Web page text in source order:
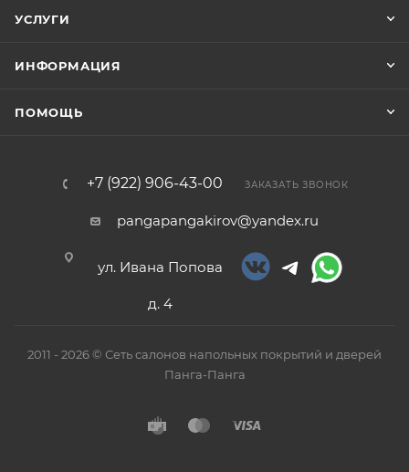
УСЛУГИ
ИНФОРМАЦИЯ
ПОМОЩЬ
+7 (922) 906-43-00 ЗАКАЗАТЬ ЗВОНОК
pangapangakirov@yandex.ru
ул. Ивана Попова
д. 4
2011 - 2026 © Сеть салонов напольных покрытий и дверей
Панга-Панга